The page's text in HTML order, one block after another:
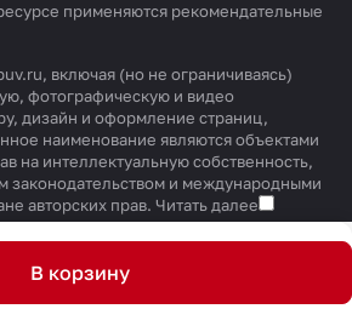
В корзину
применяются рекомендательные
включая (но не ограничиваясь)
фотографическую и видео
дизайн и оформление страниц,
наименование являются объектами
на интеллектуальную собственность,
законодательством и международными
авторских прав. Читать далее